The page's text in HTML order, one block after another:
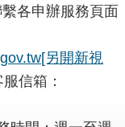
各申辦服務頁面
[另開新視
信箱：